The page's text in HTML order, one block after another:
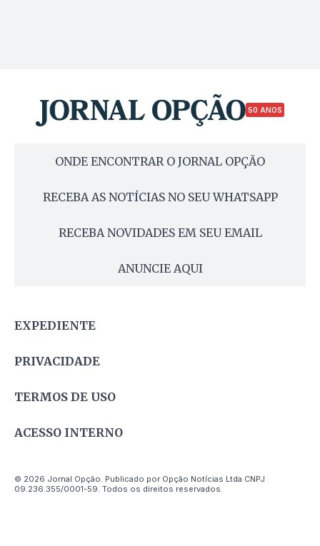
50 ANOS
ONDE ENCONTRAR O JORNAL OPÇÃO
RECEBA AS NOTÍCIAS NO SEU WHATSAPP
RECEBA NOVIDADES EM SEU EMAIL
ANUNCIE AQUI
EXPEDIENTE
PRIVACIDADE
TERMOS DE USO
ACESSO INTERNO
© 2026 Jornal Opção. Publicado por Opção Notícias Ltda CNPJ
09.236.355/0001-59. Todos os direitos reservados.